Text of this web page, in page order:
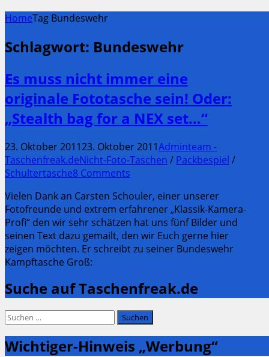
HomeTag Bundeswehr
Schlagwort: Bundeswehr
Es muss nicht immer eine
originale Fototasche sein! Oder:
„Stealth bag for a NEX set…“
23. Oktober 201123. Oktober 2011Adminteam -
Taschenfreak.deNicht-Foto-Taschen / Packbespiel /
Schultertasche8 Comments
Vielen Dank an Carsten Schouler, einer unserer
Fotofreunde und extrem erfahrener „Klassik-Kamera-
Profi“ den wir sehr schätzen hat uns fünf Bilder und
seinen Text dazu gemailt, den wir Euch gerne hier
zeigen möchten. Er schreibt zu seiner Bundeswehr
Kampftasche Groß:
Suche auf Taschenfreak.de
Suchen
nach:
Wichtiger-Hinweis „Werbung“